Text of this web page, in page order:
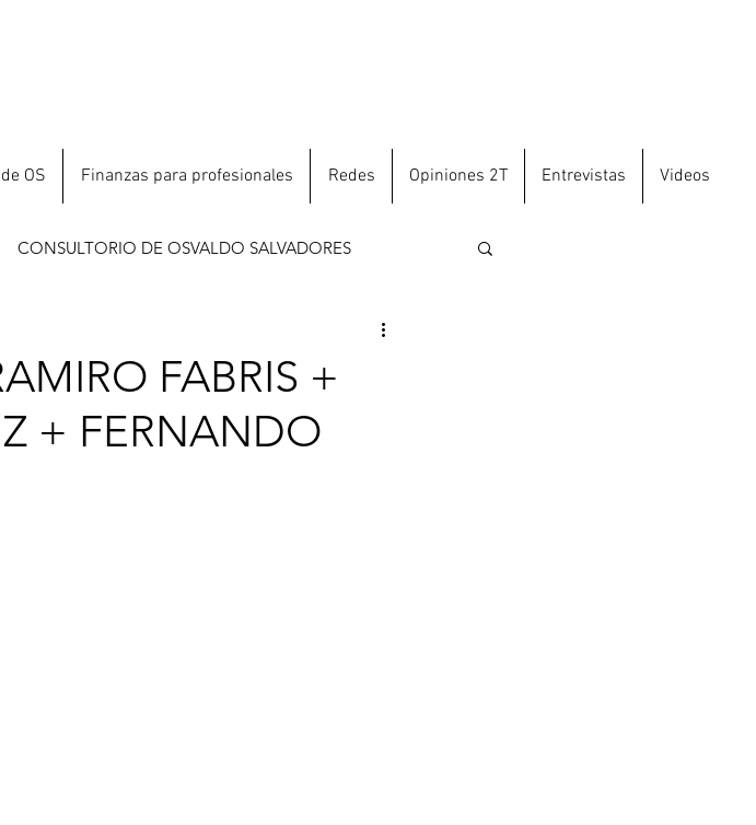
OS Finanzas para profesionales Redes Opiniones 2T Entrevistas Videos
CONSULTORIO DE OSVALDO SALVADORES
FABRIS +
+ FERNANDO